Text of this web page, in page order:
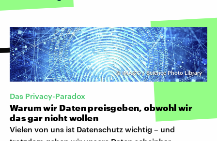
©IMAGO / Science Photo Library
Das Privacy-Paradox
Warum wir Daten preisgeben, obwohl wir
das gar nicht wollen
Vielen von uns ist Datenschutz wichtig – und